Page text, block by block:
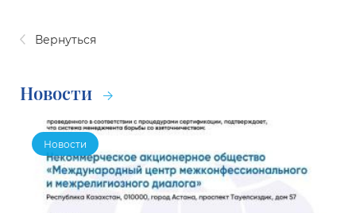
Вернуться
Новости
Новости